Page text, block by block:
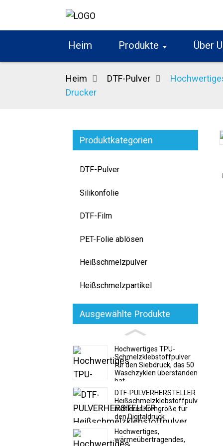
Heim Produkte Über
Heim DTF-Pulver
Drucker
Produktkategorien
DTF-Pulver
Silikonfolie
DTF-Film
PET-Folie ablösen
Heißschmelzpulver
Heißschmelzpartikel
Ausgewählte Produkte
Hochwertiges TPU-
Schmelzklebstoffpulver
für den Siebdruck, das 50
Waschzyklen überstanden
hat.
DTF-PULVERHERSTELLER
Heißschmelzklebstoffpulver
mittlerer Korngröße für
den Digitaldruck
Hochwertiges,
wärmeübertragendes,
Loading...
Loading...